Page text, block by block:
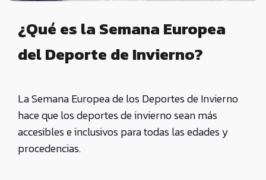
¿Qué es la Semana Europea
del Deporte de Invierno?
La Semana Europea de los Deportes de Invierno
hace que los deportes de invierno sean más
accesibles e inclusivos para todas las edades y
procedencias.